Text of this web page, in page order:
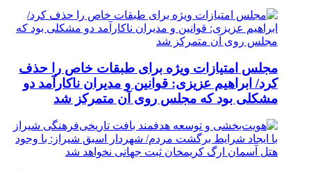
مجلس امتیازات ویژه برای طبقات خاص را حذف
کرد/ ابراهیم عزیزی: قوانین و مدیران ناکارآمد دو
مشکلی بود که مجلس روی آن متمرکز شد